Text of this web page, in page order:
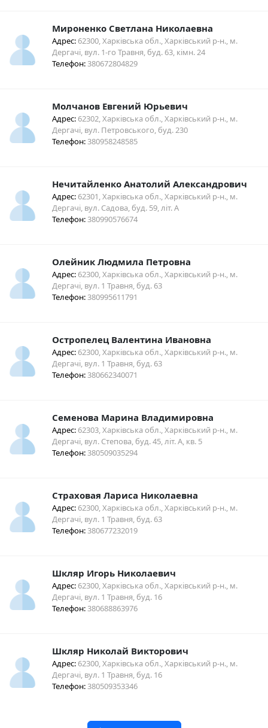
Мироненко Светлана Николаевна
Адрес:62300, Харківська обл., Харківський р-н., м.
Дергачі, вул. 1-го Травня, буд. 63, кімн. 24
Телефон:380672804829
Молчанов Евгений Юрьевич
Адрес:62302, Харківська обл., Харківський р-н., м.
Дергачі, вул. Петровського, буд. 230
Телефон:380958248585
Нечитайленко Анатолий Александрович
Адрес:62301, Харківська обл., Харківський р-н., м.
Дергачі, вул. Садова, буд. 59, літ. А
Телефон:380990576674
Олейник Людмила Петровна
Адрес:62300, Харківська обл., Харківський р-н., м.
Дергачі, вул. 1 Травня, буд. 63
Телефон:380995611791
Остропелец Валентина Ивановна
Адрес:62300, Харківська обл., Харківський р-н., м.
Дергачі, вул. 1 Травня, буд. 63
Телефон:380662340071
Семенова Марина Владимировна
Адрес:62303, Харківська обл., Харківський р-н., м.
Дергачі, вул. Степова, буд. 45, літ. А, кв. 5
Телефон:380509035294
Страховая Лариса Николаевна
Адрес:62300, Харківська обл., Харківський р-н., м.
Дергачі, вул. 1 Травня, буд. 63
Телефон:380677232019
Шкляр Игорь Николаевич
Адрес:62300, Харківська обл., Харківський р-н., м.
Дергачі, вул. 1 Травня, буд. 16
Телефон:380688863976
Шкляр Николай Викторович
Адрес:62300, Харківська обл., Харківський р-н., м.
Дергачі, вул. 1 Травня, буд. 16
Телефон:380509353346